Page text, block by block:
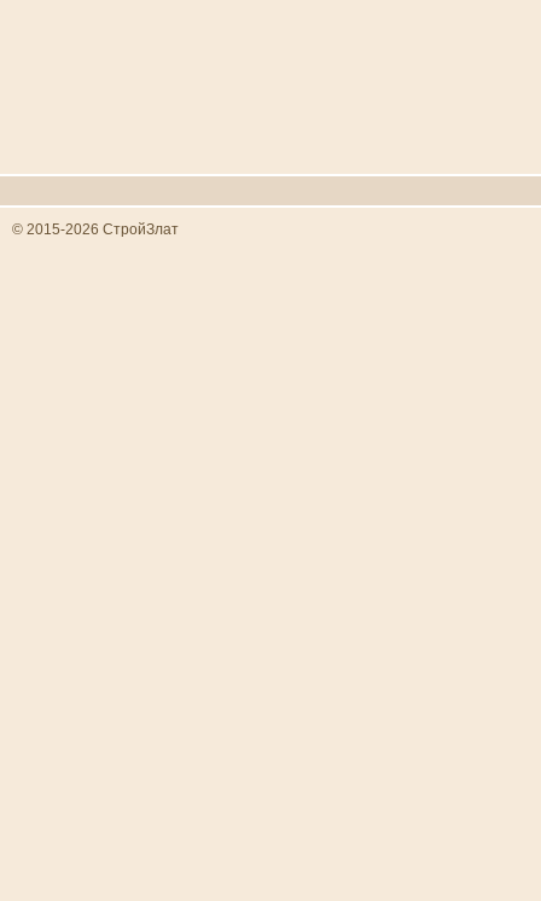
© 2015-2026 СтройЗлат